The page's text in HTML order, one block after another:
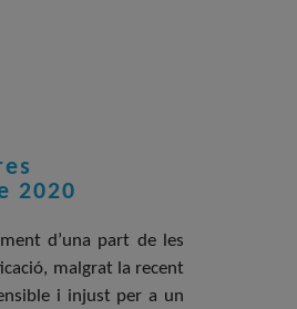
2020
d’una part de les
malgrat la recent
i injust per a un